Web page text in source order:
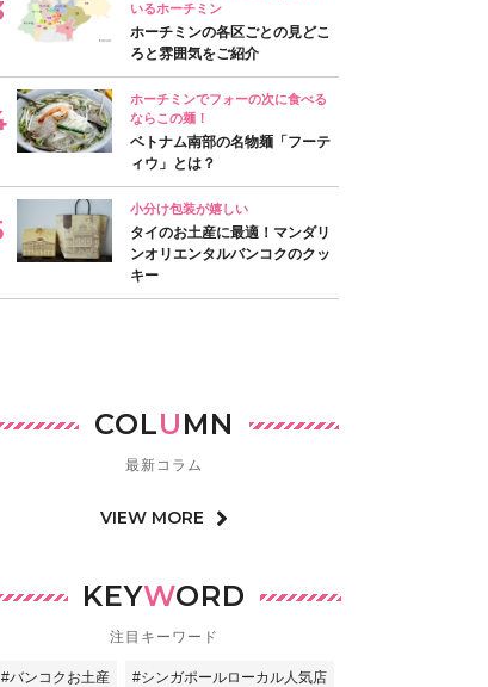
いるホーチミン
ホーチミンの各区ごとの見どこ
ろと雰囲気をご紹介
ホーチミンでフォーの次に食べる
ならこの麺！
ベトナム南部の名物麺「フーテ
ィウ」とは？
小分け包装が嬉しい
タイのお土産に最適！マンダリ
ンオリエンタルバンコクのクッ
キー
COLUMN
最新コラム
VIEW MORE
KEYWORD
注目キーワード
#バンコクお土産 #シンガポールローカル人気店